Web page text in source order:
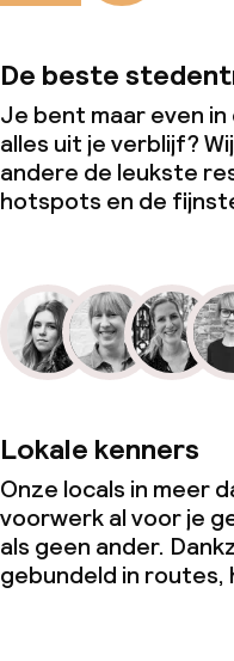
De beste
Je bent maar even
alles uit je verblijf?
andere de leukste
hotspots en de
Lokale kenners
Onze locals in meer
voorwerk al voor je
als geen ander.
gebundeld in routes,